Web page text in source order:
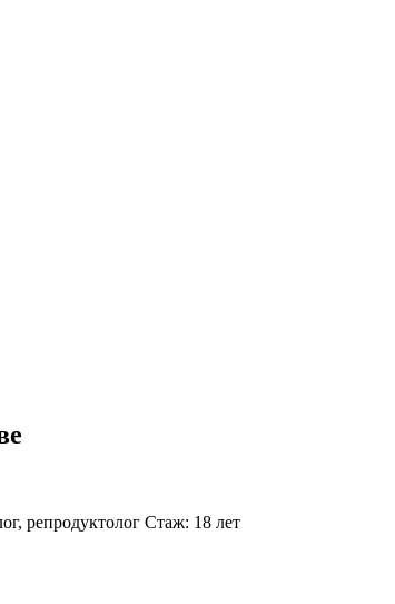
репродуктолог Стаж: 18 лет